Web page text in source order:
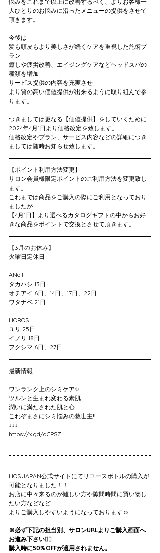
人ひとりのお悩みに沿ったメニューの提供をさせて
頂きます。
今後は
髪も頭皮もより美しさが続くケアを重視した施術プ
ラン
癒しや疲労改善、エイジングケアなどヘッドスパの
種類を増加
サービス提供の内容を充実させ
より質の高い価値提供が出来るように取り組んで参
ります。
つきましては更なる【価値提供】をしていくために
2024年4月1日より価格改定を致します。
価格改定やプラン、サービス内容などの詳細につき
ましては随時お知らせ致します。
【ポイント利用方法変更】
サロン会員様限定ポイントのご利用方法を変更致し
ます。
これまでは商品をご購入の際にご利用となっており
ましたが
【4月1日】より選べるカタログギフトの中からお好
きな商品をポイントで交換とさせて頂きます。
【3月のお休み】
火曜日定休日
ANell
タカハシ 13日
オチアイ 6日、14日、17日、22日
ワタナベ 21日
HOROS
ユリ 25日
イノリ 18日
フクシマ 6日、27日
最新情報
ワンランク上のシミケア✨
ツルンと生まれ変わる素肌
潤いに満たされた肌と心
これぞまさにシミ悩みの救世主‼️
↓↓↓
https://x.gd/qCPSZ
HOS.JAPAN公式サイトにてリユースボトルの購入が
可能となりました！！
お店に中々来るのが難しい方や隙間時間に買い物し
たい方などなど
よりご購入しやすいようになっております☺️
※必ず下記の担当別、サロンURLよりご購入画面へ
お進み下さい🙇‍♀️
購入時に50%OFFが適用されません。